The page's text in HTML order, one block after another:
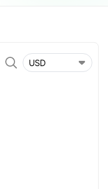
USD